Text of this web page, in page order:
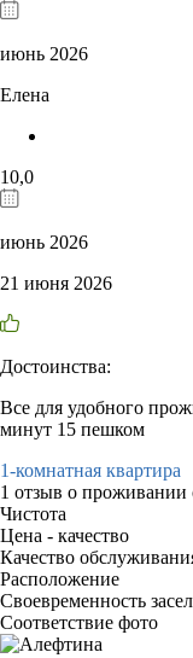
июнь 2026
Елена
10,0
июнь 2026
21 июня 2026
Достоинства:
Все для удобного
минут 15 пешком
1-комнатная квартира
1 отзыв о проживании
Чистота
Цена - качество
Качество
Расположение
Своевременность
Соответствие фото